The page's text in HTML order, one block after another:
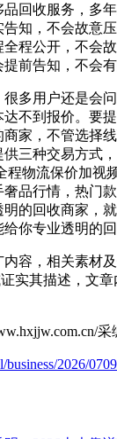
回收服务，多
知，不会故意
程公开，不会
前告知，不会有
用户还是会问
不到报价。要
家，不管选择
三种交易方式
程物流保价加视
品行情，热门
的回收商家，
你专业透明的回
，相关素材及
实其描述，文
2026/